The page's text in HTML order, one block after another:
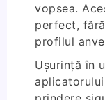
vopsea.
perfect,
profilul
Ușurință în